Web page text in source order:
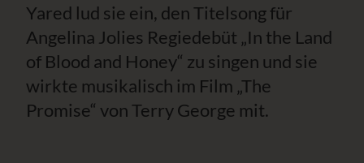
Yared lud sie ein, den Titelsong für
Angelina Jolies Regiedebüt „In the Land
of Blood and Honey“ zu singen und sie
wirkte musikalisch im Film „The
Promise“ von Terry George mit.